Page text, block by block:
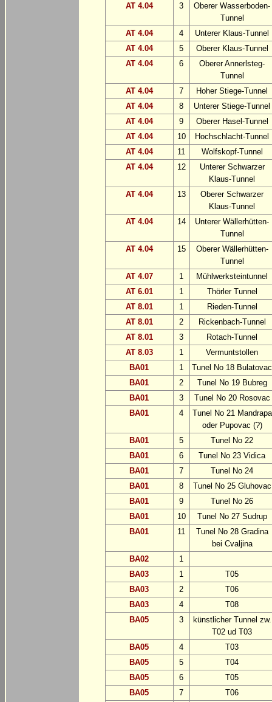
AT 4.04
3
Oberer Wasserboden-
Tunnel
AT 4.04
4
Unterer Klaus-Tunnel
AT 4.04
5
Oberer Klaus-Tunnel
AT 4.04
6
Oberer Annerlsteg-
Tunnel
AT 4.04
7
Hoher Stiege-Tunnel
AT 4.04
8
Unterer Stiege-Tunnel
AT 4.04
9
Oberer Hasel-Tunnel
AT 4.04
10
Hochschlacht-Tunnel
AT 4.04
11
Wolfskopf-Tunnel
AT 4.04
12
Unterer Schwarzer
Klaus-Tunnel
AT 4.04
13
Oberer Schwarzer
Klaus-Tunnel
AT 4.04
14
Unterer Wällerhütten-
Tunnel
AT 4.04
15
Oberer Wällerhütten-
Tunnel
AT 4.07
1
Mühlwerksteintunnel
AT 6.01
1
Thörler Tunnel
AT 8.01
1
Rieden-Tunnel
AT 8.01
2
Rickenbach-Tunnel
AT 8.01
3
Rotach-Tunnel
AT 8.03
1
Vermuntstollen
BA01
1
Tunel No 18 Bulatovac
BA01
2
Tunel No 19 Bubreg
BA01
3
Tunel No 20 Rosovac
BA01
4
Tunel No 21 Mandrapa
oder Pupovac (?)
BA01
5
Tunel No 22
BA01
6
Tunel No 23 Vidica
BA01
7
Tunel No 24
BA01
8
Tunel No 25 Gluhovac
BA01
9
Tunel No 26
BA01
10
Tunel No 27 Sudrup
BA01
11
Tunel No 28 Gradina
bei Cvaljina
BA02
1
BA03
1
T05
BA03
2
T06
BA03
4
T08
BA05
3
künstlicher Tunnel zw.
T02 ud T03
BA05
4
T03
BA05
5
T04
BA05
6
T05
BA05
7
T06